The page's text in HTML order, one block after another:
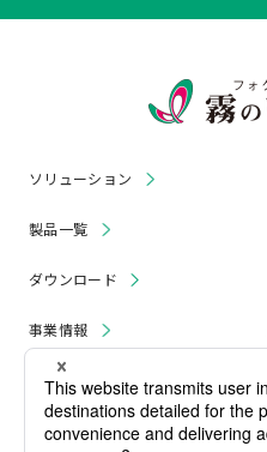
ソリューション
製品一覧
ダウンロード
事業情報
お知らせ
採用情報